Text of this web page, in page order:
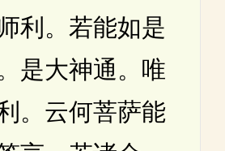
利。若能如是
是大神通。唯
。云何菩萨能